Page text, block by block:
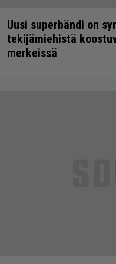
Uusi superbändi on
tekijämiehistä
merkeissä